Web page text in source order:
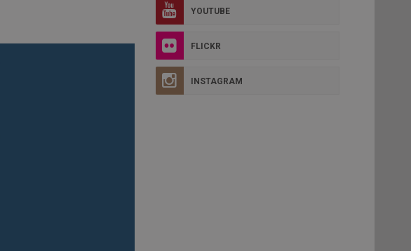
YOUTUBE
FLICKR
INSTAGRAM